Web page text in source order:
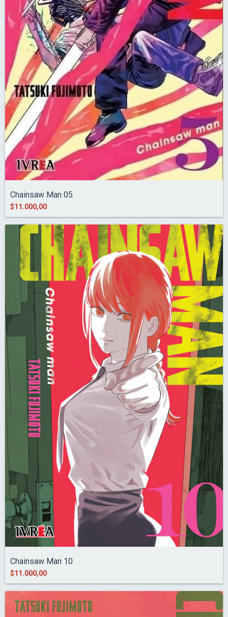
Chainsaw Man 05
$11.000,00
Chainsaw Man 10
$11.000,00